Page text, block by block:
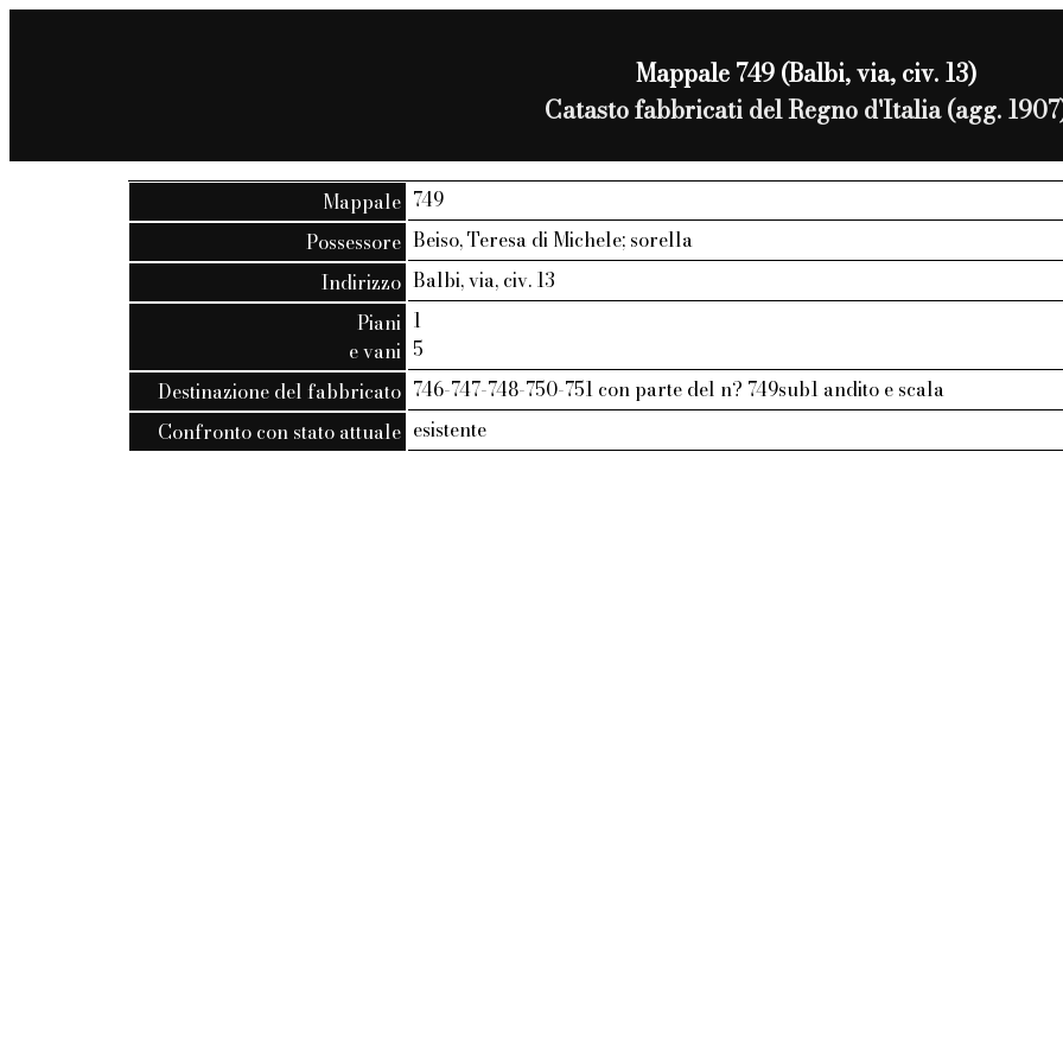
Mappale 749 (Balbi, via, civ. 13)
Catasto fabbricati del Regno d'Italia (agg.
Mappale 749
Possessore Beiso, Teresa di Michele; sorella
Indirizzo Balbi, via, civ. 13
Piani
e vani
1
5
Destinazione del fabbricato 746-747-748-750-751 con parte del n? 749sub1 andito e scala
Confronto con stato attuale esistente